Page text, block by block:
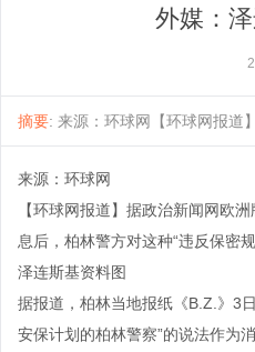
外媒：
摘要: 来源：环球网【环球网报道
来源：环球网
【环球网报道】据政治新闻网欧
息后，柏林警方对这种“违反保密
泽连斯基资料图
据报道，柏林当地报纸《B.Z.》3
安保计划的柏林警察”的说法作为